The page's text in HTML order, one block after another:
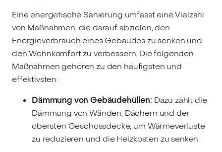
Eine energetische Sanierung umfasst eine Vielzahl
von Maßnahmen, die darauf abzielen, den
Energieverbrauch eines Gebäudes zu senken und
den Wohnkomfort zu verbessern. Die folgenden
Maßnahmen gehören zu den häufigsten und
effektivsten:
Dämmung von Gebäudehüllen: Dazu zählt die
Dämmung von Wänden, Dächern und der
obersten Geschossdecke, um Wärmeverluste
zu reduzieren und die Heizkosten zu senken.